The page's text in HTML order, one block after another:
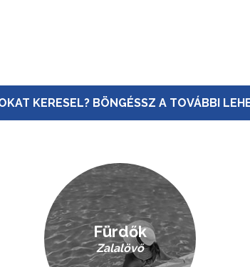
KERESEL? BÖNGÉSSZ A TOVÁBBI
Fürdők
Zalalövő